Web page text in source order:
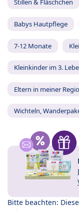
Stillen & Fläschchen
Babys Hautpflege
7-12 Monate
Kleinkinder im 3.
Eltern in meiner
Wichteln,
Bitte beachten: